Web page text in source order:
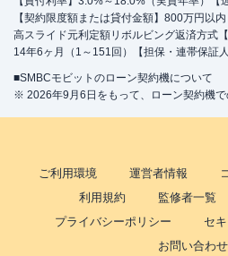
【契約限度額または貸付金額】800万円以
高スライド元利定額リボルビング返済方式
14年6ヶ月（1～151回）【担保・連帯保証
■SMBCモビットのローン契約機について
※ 2026年9月6日をもって、ローン契約機で
ご利用環境 運営者情報
利用規約
監修者一覧
プライバシーポリシー
セ
お問い合わせ